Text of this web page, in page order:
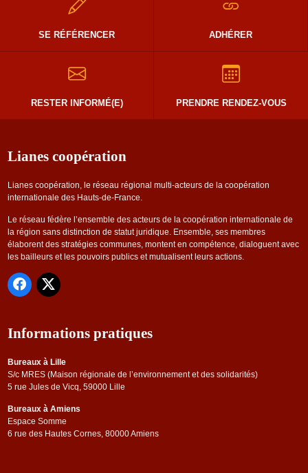
SE RÉFÉRENCER ADHÉRER
RESTER INFORMÉ(E) PRENDRE RENDEZ-VOUS
Lianes coopération
Lianes coopération, le réseau régional multi-acteurs de la coopération
internationale des Hauts-de-France.
Le réseau fédère l’ensemble des acteurs de la coopération internationale de
la région sans distinction de statut juridique. Ensemble, ses membres
élaborent des stratégies communes, montent en compétence, dialoguent avec
les bailleurs et les pouvoirs publics et mutualisent leurs actions.
Informations pratiques
Bureaux à Lille
S/c MRES (Maison régionale de l’environnement et des solidarités)
5 rue Jules de Vicq, 59000 Lille
Bureaux à Amiens
Espace Somme
6 rue des Hautes Cornes, 80000 Amiens